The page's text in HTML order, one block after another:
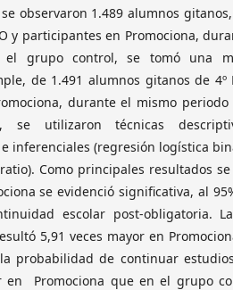
observaron 1.489 alumnos
y participantes en Promociona,
el grupo control, se tomó una
de 1.491 alumnos gitanos de 4º
durante el mismo
se utilizaron técnicas
inferenciales (regresión logística
Como principales resultados
se evidenció significativa, al
escolar post-obligatoria.
5,91 veces mayor en
probabilidad de continuar
en Promociona que en el grupo